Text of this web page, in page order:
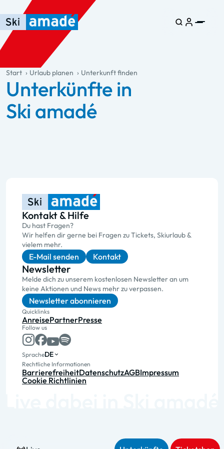
Zum Haupt-Inhalt springen
Springe zur Tabelle
Zur Haupt-Navigation springen
general.table-of-content
Start Urlaub planen Unterkunft finden
Unterkünfte in
Ski amadé
Kontakt & Hilfe
Du hast Fragen?
Wir helfen dir gerne bei Fragen zu Tickets, Skiurlaub &
vielem mehr.
E-Mail senden Kontakt
Newsletter
Melde dich zu unserem kostenlosen Newsletter an um
keine Aktionen und News mehr zu verpassen.
Newsletter abonnieren
Quicklinks
AnreisePartnerPresse
Follow us
SpracheDE
Rechtliche Informationen
BarrierefreiheitDatenschutzAGBImpressum
Cookie Richtlinien